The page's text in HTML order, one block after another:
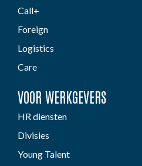
Call+
Foreign
Logistics
Care
VOOR WERKGEVERS
HR diensten
Divisies
Young Talent